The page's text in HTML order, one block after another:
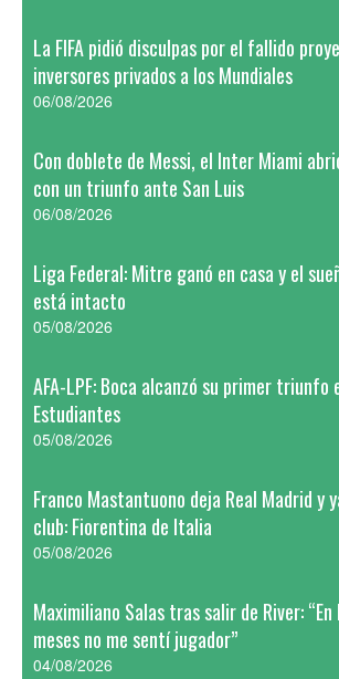
La FIFA pidió disculpas por el fallido
inversores privados a los Mundiales
06/08/2026
Con doblete de Messi, el Inter Miami
con un triunfo ante San Luis
06/08/2026
Liga Federal: Mitre ganó en casa y el
está intacto
05/08/2026
AFA-LPF: Boca alcanzó su primer
Estudiantes
05/08/2026
Franco Mastantuono deja Real Madrid y
club: Fiorentina de Italia
05/08/2026
Maximiliano Salas tras salir de River:
meses no me sentí jugador”
04/08/2026